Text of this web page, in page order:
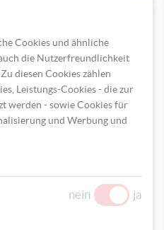
Stück Band durch und
in der Rolle.
mehrere Streifen aus
kleben Sie diese auf die
Cookies und ähnliche
die Nutzerfreundlichkeit
diesen Cookies zählen
Leistungs-Cookies - die zur
werden - sowie Cookies für
und Werbung und
nein ja